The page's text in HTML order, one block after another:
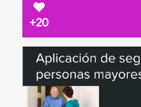
+20